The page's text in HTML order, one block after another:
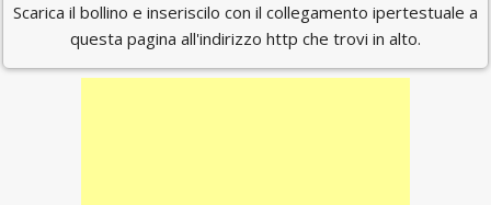
Scarica il bollino e inseriscilo con il collegamento ipertestuale a
questa pagina all'indirizzo http che trovi in alto.